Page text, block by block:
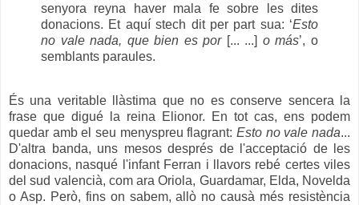
senyora reyna haver mala fe sobre les dites
donacions. Et aquí stech dit per part sua: ‘Esto
no vale nada, que bien es por [... ...] o más’, o
semblants paraules.
És una veritable llàstima que no es conserve sencera la
frase que digué la reina Elionor. En tot cas, ens podem
quedar amb el seu menyspreu flagrant: Esto no vale nada...
D'altra banda, uns mesos després de l'acceptació de les
donacions, nasqué l'infant Ferran i llavors rebé certes viles
del sud valencià, com ara Oriola, Guardamar, Elda, Novelda
o Asp. Però, fins on sabem, allò no causà més resistència